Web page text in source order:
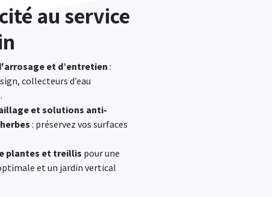
au service
et d’entretien :
collecteurs d’eau
et solutions anti-
: préservez vos surfaces
plantes et treillis pour une
et un jardin vertical